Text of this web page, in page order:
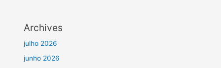
Archives
julho 2026
junho 2026